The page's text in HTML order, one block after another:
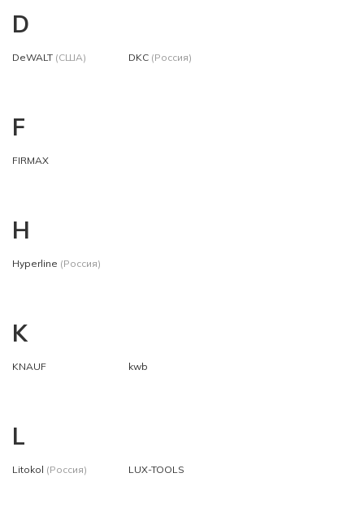
D
DeWALT (США) DKC (Россия)
F
FIRMAX
H
Hyperline (Россия)
K
KNAUF kwb
L
Litokol (Россия) LUX-TOOLS